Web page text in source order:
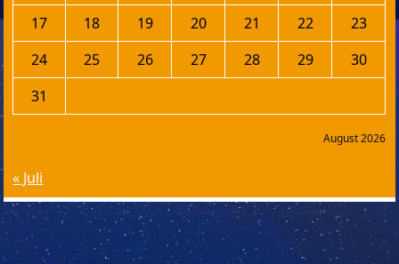
August 2026
17
18 19 20 21 22
23
24
25 26 27 28 29
30
31
« Juli